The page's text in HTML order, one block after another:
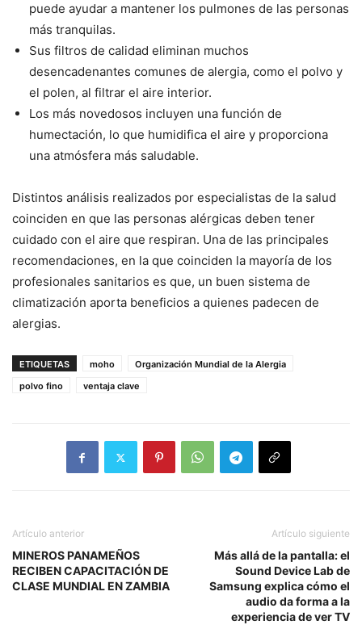
puede ayudar a mantener los pulmones de las personas
más tranquilas.
Sus filtros de calidad eliminan muchos
desencadenantes comunes de alergia, como el polvo y
el polen, al filtrar el aire interior.
Los más novedosos incluyen una función de
humectación, lo que humidifica el aire y proporciona
una atmósfera más saludable.
Distintos análisis realizados por especialistas de la salud
coinciden en que las personas alérgicas deben tener
cuidado con el aire que respiran. Una de las principales
recomendaciones, en la que coinciden la mayoría de los
profesionales sanitarios es que, un buen sistema de
climatización aporta beneficios a quienes padecen de
alergias.
ETIQUETAS moho
Organización Mundial de la Alergia
polvo fino
ventaja clave
Artículo anterior
MINEROS PANAMEÑOS
RECIBEN CAPACITACIÓN DE
CLASE MUNDIAL EN ZAMBIA
Artículo siguiente
Más allá de la pantalla: el
Sound Device Lab de
Samsung explica cómo el
audio da forma a la
experiencia de ver TV